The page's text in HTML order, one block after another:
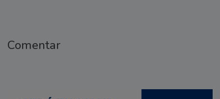
Comentar